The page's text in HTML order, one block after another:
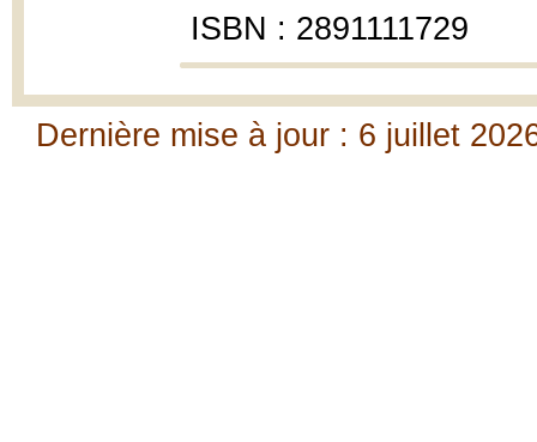
ISBN : 2891111729
Dernière mise à jour : 6 juillet